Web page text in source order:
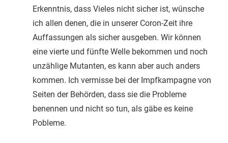
Erkenntnis, dass Vieles nicht sicher ist, wünsche
ich allen denen, die in unserer Coron-Zeit ihre
Auffassungen als sicher ausgeben. Wir können
eine vierte und fünfte Welle bekommen und noch
unzählige Mutanten, es kann aber auch anders
kommen. Ich vermisse bei der Impfkampagne von
Seiten der Behörden, dass sie die Probleme
benennen und nicht so tun, als gäbe es keine
Pobleme.